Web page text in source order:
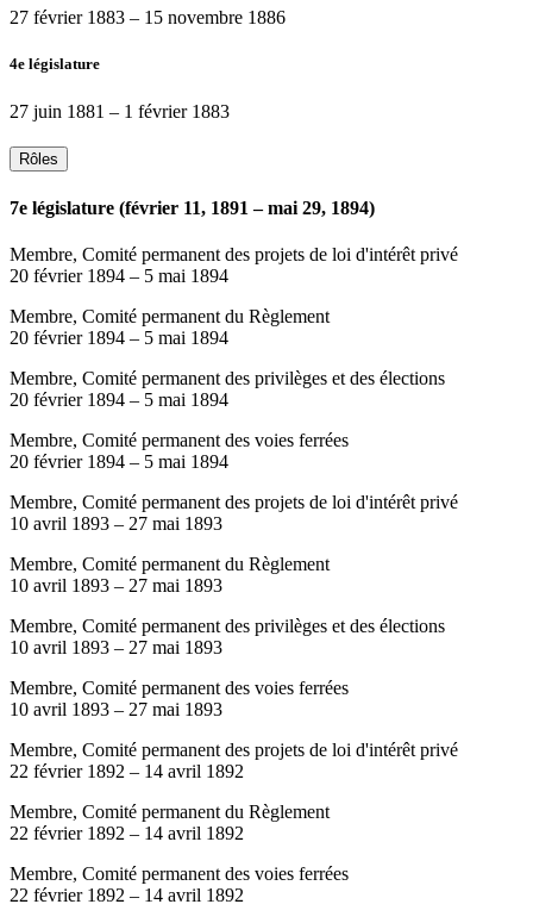
27 février 1883 – 15 novembre 1886
4e législature
27 juin 1881 – 1 février 1883
Rôles
7e législature (février 11, 1891 – mai 29, 1894)
Membre, Comité permanent des projets de loi d'intérêt privé
20 février 1894 – 5 mai 1894
Membre, Comité permanent du Règlement
20 février 1894 – 5 mai 1894
Membre, Comité permanent des privilèges et des élections
20 février 1894 – 5 mai 1894
Membre, Comité permanent des voies ferrées
20 février 1894 – 5 mai 1894
Membre, Comité permanent des projets de loi d'intérêt privé
10 avril 1893 – 27 mai 1893
Membre, Comité permanent du Règlement
10 avril 1893 – 27 mai 1893
Membre, Comité permanent des privilèges et des élections
10 avril 1893 – 27 mai 1893
Membre, Comité permanent des voies ferrées
10 avril 1893 – 27 mai 1893
Membre, Comité permanent des projets de loi d'intérêt privé
22 février 1892 – 14 avril 1892
Membre, Comité permanent du Règlement
22 février 1892 – 14 avril 1892
Membre, Comité permanent des voies ferrées
22 février 1892 – 14 avril 1892